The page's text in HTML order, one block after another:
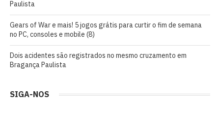
Paulista
Gears of War e mais! 5 jogos grátis para curtir o fim de semana
no PC, consoles e mobile (8)
Dois acidentes são registrados no mesmo cruzamento em
Bragança Paulista
SIGA-NOS